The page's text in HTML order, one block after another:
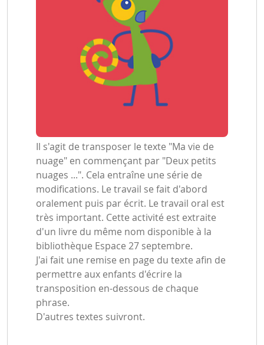
Il s'agit de transposer le texte "Ma vie de
nuage" en commençant par "Deux petits
nuages ...". Cela entraîne une série de
modifications. Le travail se fait d'abord
oralement puis par écrit. Le travail oral est
très important. Cette activité est extraite
d'un livre du même nom disponible à la
bibliothèque Espace 27 septembre.
J'ai fait une remise en page du texte afin de
permettre aux enfants d'écrire la
transposition en-dessous de chaque
phrase.
D'autres textes suivront.